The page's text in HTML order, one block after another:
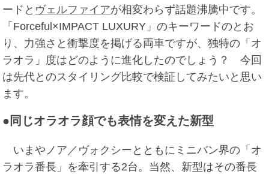
ードと ヴェルファイアが相変わらず話題沸騰中です。
「Forceful×IMPACT LUXURY」のキーワードのとお
り、力強さと衝撃度を掲げる両車ですが、独特の「オ
ラオラ」度はどのように進化したのでしょう？ 今回
は先代とのスタイリング比較で検証してみたいと思い
ます。
●同じオラオラ顔でも表情を変えた新型
いまやノア／ヴォクシーとともにミニバン界の「オ
ラオラ番長」を牽引する2台。当然、新型はその番長